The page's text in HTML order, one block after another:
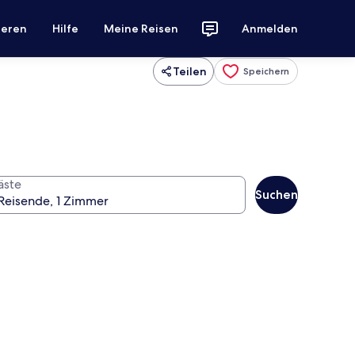
Hilfe Meine Reisen Anmelden
Teilen Speichern
Suchen